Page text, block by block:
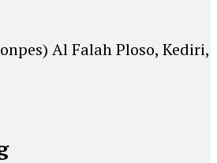
Al Falah Ploso, Kediri,